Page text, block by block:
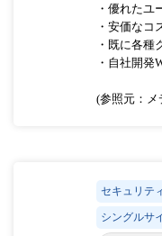
・優れたユ
・安価なコ
・既に各種
・自社開発
(参照元：メ
セキュリテ
シングルサ